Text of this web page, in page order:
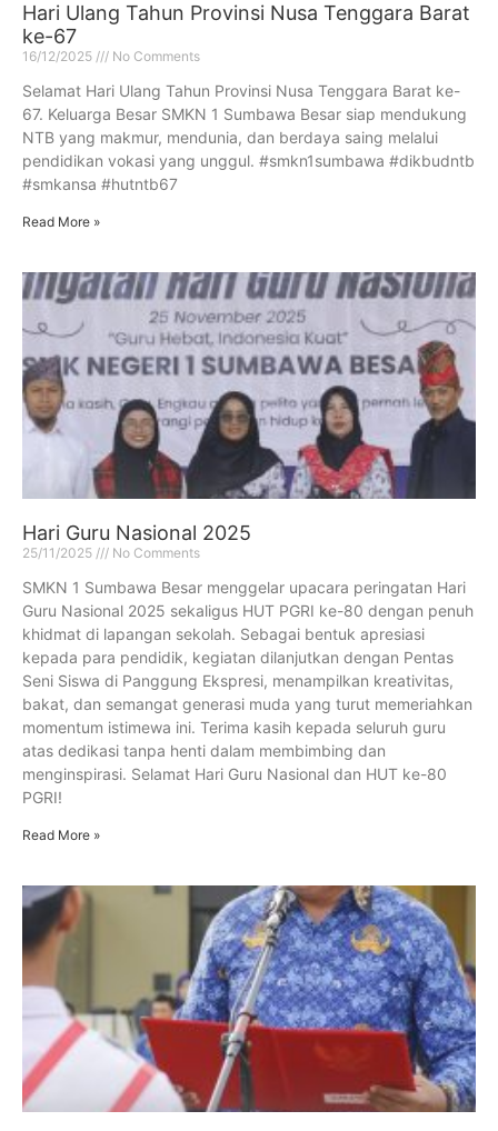
Hari Ulang Tahun Provinsi Nusa Tenggara Barat
ke-67
16/12/2025 No Comments
Selamat Hari Ulang Tahun Provinsi Nusa Tenggara Barat ke-
67. Keluarga Besar SMKN 1 Sumbawa Besar siap mendukung
NTB yang makmur, mendunia, dan berdaya saing melalui
pendidikan vokasi yang unggul. #smkn1sumbawa #dikbudntb
#smkansa #hutntb67
Read More »
Hari Guru Nasional 2025
25/11/2025 No Comments
SMKN 1 Sumbawa Besar menggelar upacara peringatan Hari
Guru Nasional 2025 sekaligus HUT PGRI ke-80 dengan penuh
khidmat di lapangan sekolah. Sebagai bentuk apresiasi
kepada para pendidik, kegiatan dilanjutkan dengan Pentas
Seni Siswa di Panggung Ekspresi, menampilkan kreativitas,
bakat, dan semangat generasi muda yang turut memeriahkan
momentum istimewa ini. Terima kasih kepada seluruh guru
atas dedikasi tanpa henti dalam membimbing dan
menginspirasi. Selamat Hari Guru Nasional dan HUT ke-80
PGRI!
Read More »